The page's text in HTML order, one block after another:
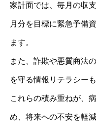
家計面では、毎月の収
月分を目標に緊急予備
ます。
また、詐欺や悪質商法
を守る情報リテラシー
これらの積み重ねが、
め、将来への不安を軽